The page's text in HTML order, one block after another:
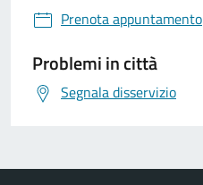
Prenota appuntamento
Problemi in città
Segnala disservizio